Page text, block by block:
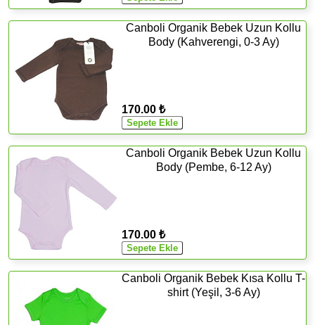
Canboli Organik Bebek Uzun Kollu
Body (Kahverengi, 0-3 Ay)
170.00 ₺
Canboli Organik Bebek Uzun Kollu
Body (Pembe, 6-12 Ay)
170.00 ₺
Canboli Organik Bebek Kısa Kollu T-
shirt (Yeşil, 3-6 Ay)